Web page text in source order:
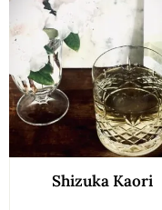
Shizuka Kaori